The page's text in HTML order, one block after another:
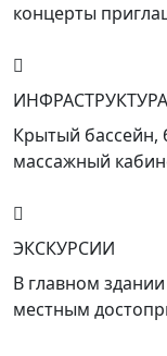
концерты
Крытый бассейн,
массажный
ЭКСКУРСИИ
В главном
местным